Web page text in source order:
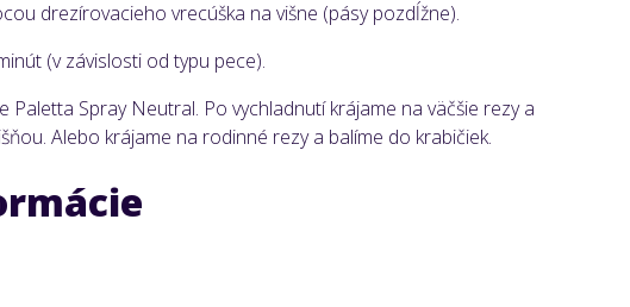
drezírovacieho vrecúška na višne (pásy pozdĺžne).
(v závislosti od typu pece).
Spray Neutral. Po vychladnutí krájame na väčšie rezy a
Alebo krájame na rodinné rezy a balíme do krabičiek.